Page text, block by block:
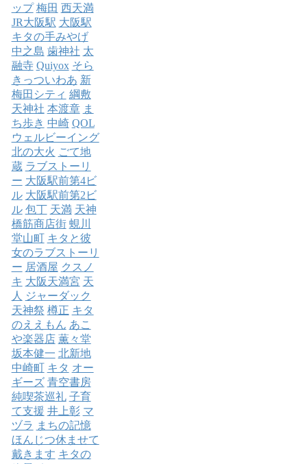
ップ 梅田 西天満
JR大阪駅 大阪駅
キタの手みやげ
中之島 歯神社 太
融寺 Quiyox そら
きっついわあ 新
梅田シティ 綱敷
天神社 本渡章 ま
ち歩き 中崎 QOL
ウェルビーイング
北の大火 ごて地
蔵 ラブストーリ
ー 大阪駅前第4ビ
ル 大阪駅前第2ビ
ル 包丁 天満 天神
橋筋商店街 蜆川
堂山町 キタと彼
女のラブストーリ
ー 居酒屋 クスノ
キ 大阪天満宮 天
人 ジャーダック
天神祭 樽正 キタ
のええもん あこ
や楽器店 薫々堂
坂本健一 北新地
中崎町 キタ オー
ギーズ 青空書房
純喫茶巡礼 子育
て支援 井上彰 マ
ヅラ まちの記憶
ほんじつ休ませて
戴きます キタの